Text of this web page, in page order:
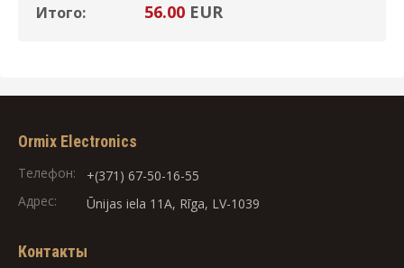
Итого: 56.00 EUR
Ormix Electronics
Телефон:
+(371) 67-50-16-55
Адрес:
Ūnijas iela 11A, Rīga, LV-1039
Контакты